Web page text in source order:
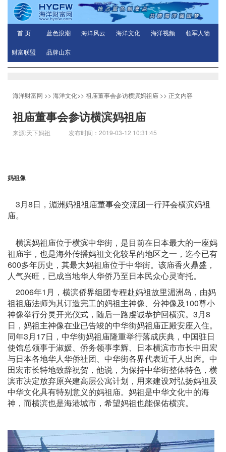
首 页 蓝色浪潮 海洋风云 海洋文化 海洋视频 领军人物
财富联盟 品牌山东
海洋财富网 >> 海洋文化>> 祖庙董事会参访横滨妈祖庙 >> 正文内容
祖庙董事会参访横滨妈祖庙
来源:天下妈祖 发布时间：2019-03-12 10:31:45
妈祖像
3月8日，湄洲妈祖祖庙董事会交流团一行拜会横滨妈祖
庙。
横滨妈祖庙位于横滨中华街，是目前在日本最大的一座妈
祖庙宇，也是海外传播妈祖文化较早的地区之一，迄今已有
600多年历史，其最大妈祖庙位于中华街。该庙香火鼎盛，
人气兴旺，已成当地华人华侨乃至日本民众心灵寄托。
2006年1月，横滨侨界组团专程赴妈祖故里湄洲岛，由妈
祖祖庙法师为其订造完工的妈祖主神像、分神像及100尊小
神像举行分灵开光仪式，随后一路虔诚恭护回横滨。3月8
日，妈祖主神像在业已告竣的中华街妈祖庙正殿安座入住。
同年3月17日，中华街妈祖庙隆重举行落成庆典，中国驻日
使馆总领事于淑媛、侨务领事李辉、日本横滨市市长中田宏
与日本各地华人华侨社团、中华街各界代表近千人出席。中
田宏市长特地致辞祝贺，他说，为保持中华街整体特色，横
滨市决定放弃原兴建高层公寓计划，用来建设对弘扬妈祖及
中华文化具有特别意义的妈祖庙。妈祖是中华文化中的海
神，而横滨也是海港城市，希望妈祖也能保佑横滨。